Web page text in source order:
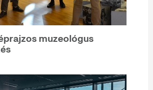
muzeológus